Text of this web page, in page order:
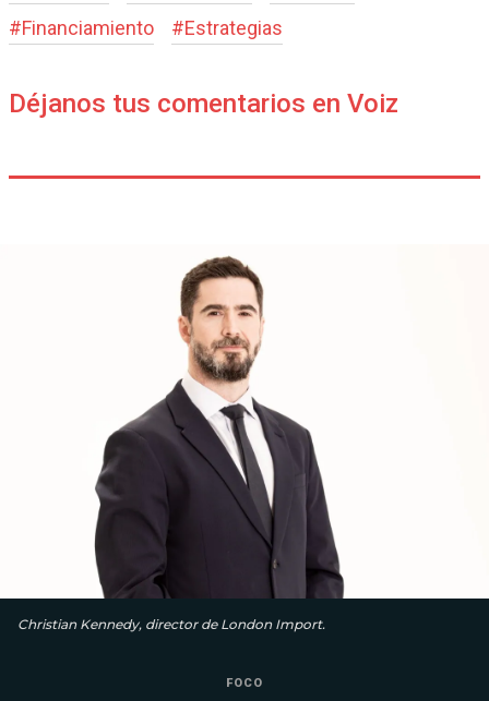
#Financiamiento #Estrategias
Déjanos tus comentarios en Voiz
Christian Kennedy, director de London Import.
FOCO